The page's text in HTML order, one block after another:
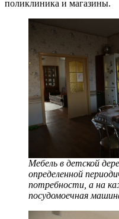
поликлиника и магазины.
Мебель в детской
определенной
потребности, а на
посудомоечная